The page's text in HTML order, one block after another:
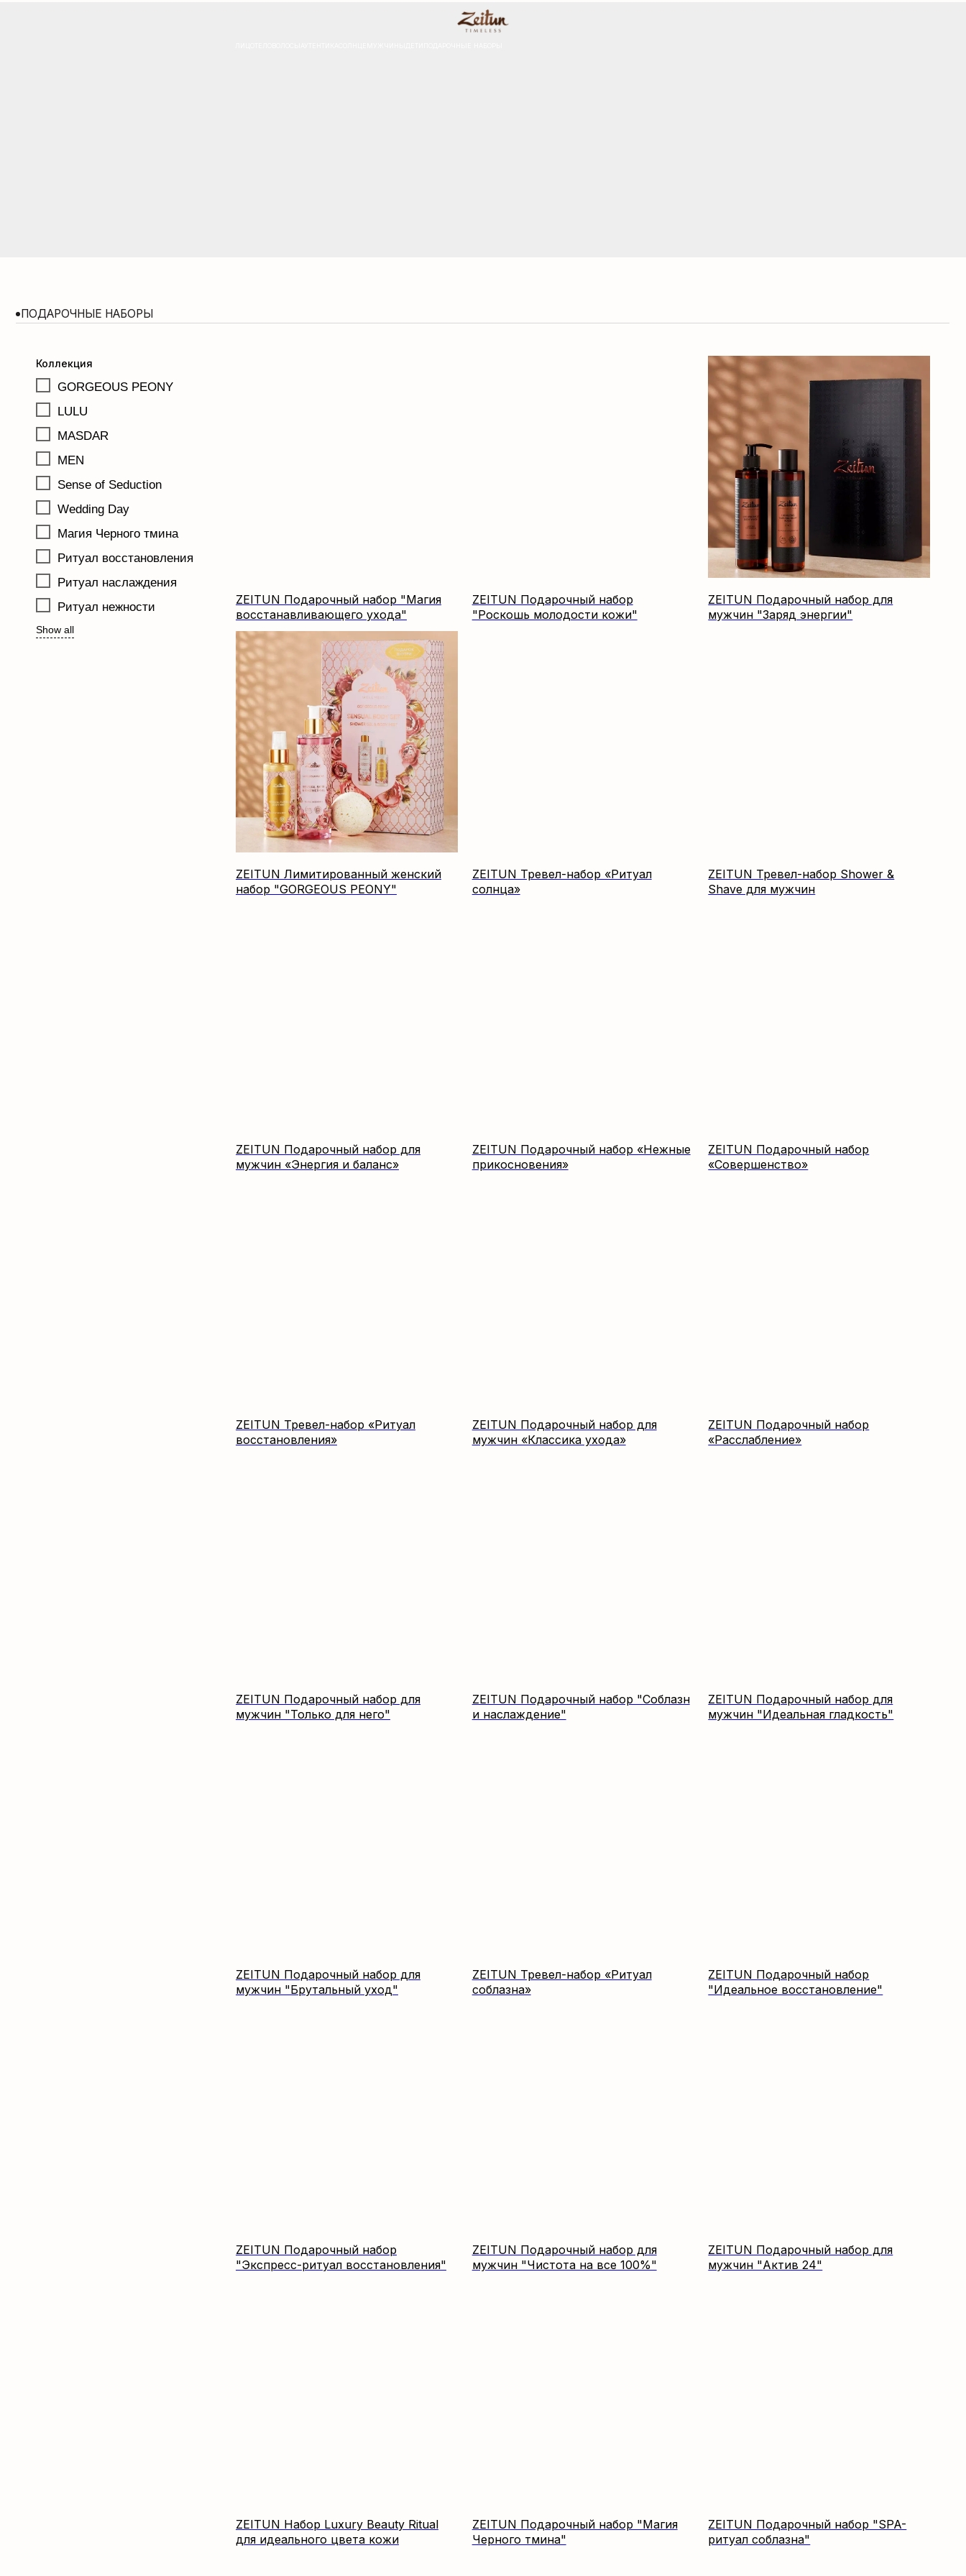
Коллекция
GORGEOUS PEONY
LULU
MASDAR
MEN
Sense of Seduction
Wedding Day
Магия Черного тмина
Ритуал восстановления
Ритуал наслаждения
Ритуал нежности
Show all
ZEITUN Подарочный набор "Магия
восстанавливающего ухода"
ZEITUN Подарочный набор
"Роскошь молодости кожи"
ZEITUN Подарочный набор для
мужчин "Заряд энергии"
ZEITUN Лимитированный женский
набор "GORGEOUS PEONY"
ZEITUN Тревел-набор «Ритуал
солнца»
ZEITUN Тревел-набор Shower &
Shave для мужчин
ZEITUN Подарочный набор для
мужчин «Энергия и баланс»
ZEITUN Подарочный набор «Нежные
прикосновения»
ZEITUN Подарочный набор
«Совершенство»
ZEITUN Тревел-набор «Ритуал
восстановления»
ZEITUN Подарочный набор для
мужчин «Классика ухода»
ZEITUN Подарочный набор
«Расслабление»
ZEITUN Подарочный набор для
мужчин "Только для него"
ZEITUN Подарочный набор "Соблазн
и наслаждение"
ZEITUN Подарочный набор для
мужчин "Идеальная гладкость"
ZEITUN Подарочный набор для
мужчин "Брутальный уход"
ZEITUN Тревел-набор «Ритуал
соблазна»
ZEITUN Подарочный набор
"Идеальное восстановление"
ZEITUN Подарочный набор
"Экспресс-ритуал восстановления"
ZEITUN Подарочный набор для
мужчин "Чистота на все 100%"
ZEITUN Подарочный набор для
мужчин "Актив 24"
ZEITUN Набор Luxury Beauty Ritual
для идеального цвета кожи
ZEITUN Подарочный набор "Магия
Черного тмина"
ZEITUN Подарочный набор "SPA-
ритуал соблазна"